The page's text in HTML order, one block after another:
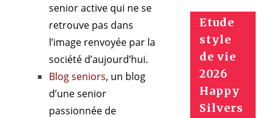
senior active qui ne se
retrouve pas dans
l’image renvoyée par la
société d’aujourd’hui.
Blog seniors, un blog
d’une senior
passionnée de
Etude
style
de vie
2026
Happy
Silvers